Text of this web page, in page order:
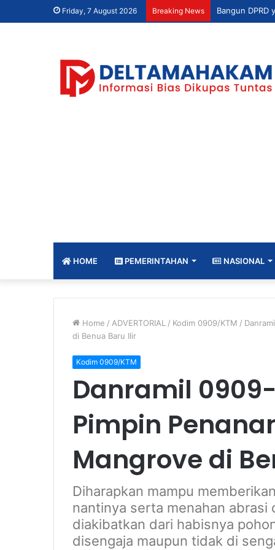
Friday, 7 August 2026 Breaking News
HOME PEMERINTAHAN NASIONAL
Home / ADVERTORIAL / Kodim 0909/KTM /
di Benua Baru Ilir
Kodim 0909/KTM
Danramil
Pimpin
Mangrove di
Diharapkan mampu
nantinya serta menahan abrasi
diakibatkan dari habisnya
disengaja maupun tidak di